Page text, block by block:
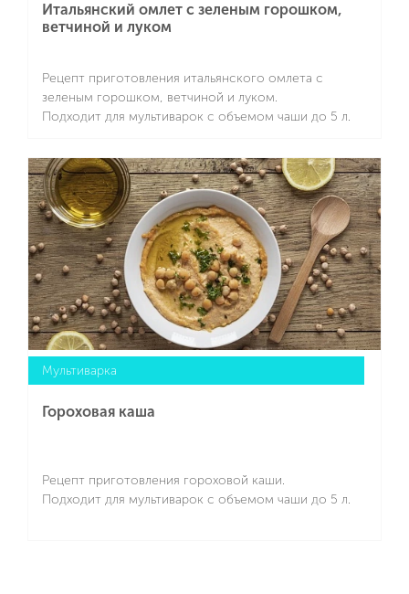
Итальянский омлет с зеленым горошком,
ветчиной и луком
Рецепт приготовления итальянского омлета с
зеленым горошком, ветчиной и луком.
Подходит для мультиварок с объемом чаши до 5 л.
Подробнее
Мультиварка
Гороховая каша
Рецепт приготовления гороховой каши.
Подходит для мультиварок с объемом чаши до 5 л.